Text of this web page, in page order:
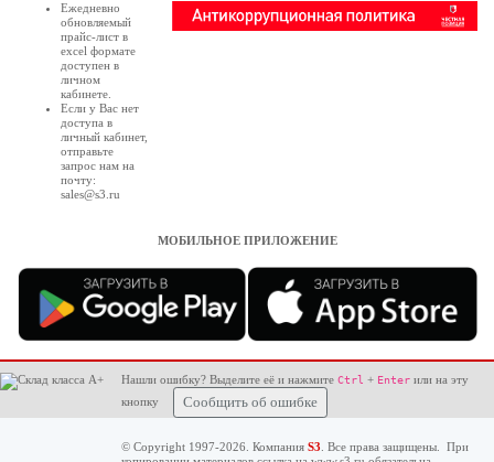
Ежедневно
обновляемый
прайс-лист в
excel формате
доступен в
личном
кабинете
Если у Вас нет
доступа в
личный кабинет,
отправьте
запрос нам на
почту:
sales@s3.ru
МОБИЛЬНОЕ ПРИЛОЖЕНИЕ
Нашли ошибку? Выделите её и нажмите Ctrl + Enter или на эту
кнопку
Сообщить об ошибке
© Copyright 1997-2026. Компания S3 . Все права защищены. При